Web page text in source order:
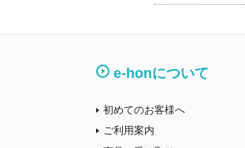
e-honについて
初めてのお客様へ
ご利用案内